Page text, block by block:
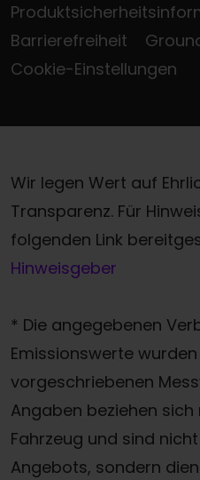
Barrierefreiheit
Cookie-Einstellungen
Wir legen Wert auf
Transparenz. Für
folgenden Link
Hinweisgeber
* Die angegebenen
Emissionswerte
vorgeschriebenen
Angaben beziehen
Fahrzeug und sind
Angebots, sondern